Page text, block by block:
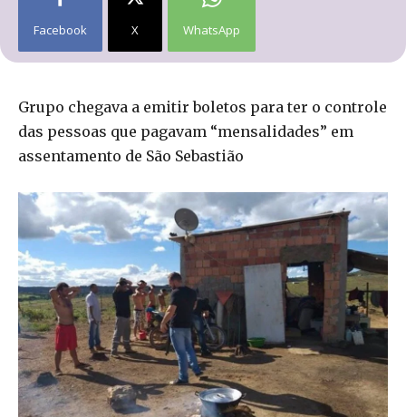
Facebook X WhatsApp
Grupo chegava a emitir boletos para ter o controle
das pessoas que pagavam “mensalidades” em
assentamento de São Sebastião